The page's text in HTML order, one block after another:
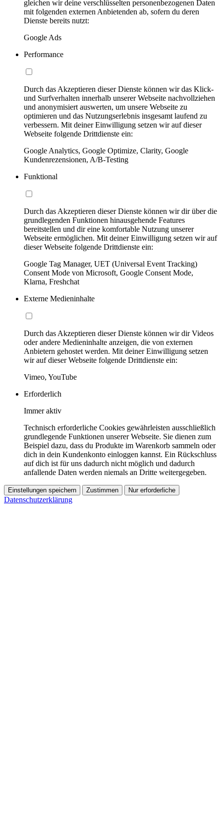
gleichen wir deine verschlüsselten personenbezogenen Daten
mit folgenden externen Anbietenden ab, sofern du deren
Dienste bereits nutzt:
Google Ads
Performance
Durch das Akzeptieren dieser Dienste können wir das Klick-
und Surfverhalten innerhalb unserer Webseite nachvollziehen
und anonymisiert auswerten, um unsere Webseite zu
optimieren und das Nutzungserlebnis insgesamt laufend zu
verbessern. Mit deiner Einwilligung setzen wir auf dieser
Webseite folgende Drittdienste ein:
Google Analytics, Google Optimize, Clarity, Google
Kundenrezensionen, A/B-Testing
Funktional
Durch das Akzeptieren dieser Dienste können wir dir über die
grundlegenden Funktionen hinausgehende Features
bereitstellen und dir eine komfortable Nutzung unserer
Webseite ermöglichen. Mit deiner Einwilligung setzen wir auf
dieser Webseite folgende Drittdienste ein:
Google Tag Manager, UET (Universal Event Tracking)
Consent Mode von Microsoft, Google Consent Mode,
Klarna, Freshchat
Externe Medieninhalte
Durch das Akzeptieren dieser Dienste können wir dir Videos
oder andere Medieninhalte anzeigen, die von externen
Anbietern gehostet werden. Mit deiner Einwilligung setzen
wir auf dieser Webseite folgende Drittdienste ein:
Vimeo, YouTube
Erforderlich
Immer aktiv
Technisch erforderliche Cookies gewährleisten ausschließlich
grundlegende Funktionen unserer Webseite. Sie dienen zum
Beispiel dazu, dass du Produkte im Warenkorb sammeln oder
dich in dein Kundenkonto einloggen kannst. Ein Rückschluss
auf dich ist für uns dadurch nicht möglich und dadurch
anfallende Daten werden niemals an Dritte weitergegeben.
Einstellungen speichern Zustimmen Nur erforderliche
Datenschutzerklärung